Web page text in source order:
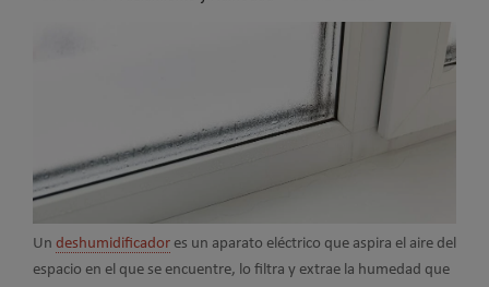
Un deshumidificador es un aparato eléctrico que aspira el aire del
espacio en el que se encuentre, lo filtra y extrae la humedad que